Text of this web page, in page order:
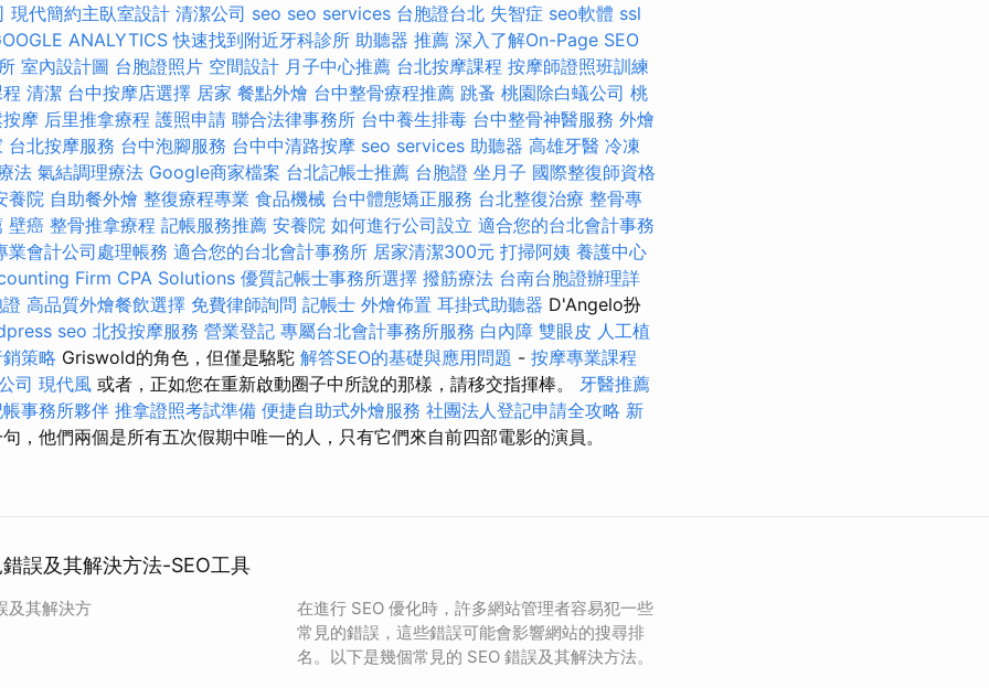
現代簡約主臥室設計 清潔公司 seo seo services 台胞證台北 失智症 seo軟體 ssl
ANALYTICS 快速找到附近牙科診所 助聽器 推薦 深入了解On-Page SEO
室內設計圖 台胞證照片 空間設計 月子中心推薦 台北按摩課程 按摩師證照班訓練
清潔 台中按摩店選擇 居家 餐點外燴 台中整骨療程推薦 跳蚤 桃園除白蟻公司 桃
摩 后里推拿療程 護照申請 聯合法律事務所 台中養生排毒 台中整骨神醫服務 外燴
台北按摩服務 台中泡腳服務 台中中清路按摩 seo services 助聽器 高雄牙醫 冷凍
法 氣結調理療法 Google商家檔案 台北記帳士推薦 台胞證 坐月子 國際整復師資格
養院 自助餐外燴 整復療程專業 食品機械 台中體態矯正服務 台北整復治療 整骨專
壁癌 整骨推拿療程 記帳服務推薦 安養院 如何進行公司設立 適合您的台北會計事務
業會計公司處理帳務 適合您的台北會計事務所 居家清潔300元 打掃阿姨 養護中心
Firm CPA Solutions 優質記帳士事務所選擇 撥筋療法 台南台胞證辦理詳
高品質外燴餐飲選擇 免費律師詢問 記帳士 外燴佈置 耳掛式助聽器 D'Angelo扮
seo 北投按摩服務 營業登記 專屬台北會計事務所服務 白內障 雙眼皮 人工植
策略 Griswold的角色，但僅是駱駝 解答SEO的基礎與應用問題 - 按摩專業課程
司 現代風 或者，正如您在重新啟動圈子中所說的那樣，請移交指揮棒。 牙醫推薦
事務所夥伴 推拿證照考試準備 便捷自助式外燴服務 社團法人登記申請全攻略 新
，他們兩個是所有五次假期中唯一的人，只有它們來自前四部電影的演員。
誤及其解決方法-SEO工具
及其解決方
在進行 SEO 優化時，許多網站管理者容易犯一些
常見的錯誤，這些錯誤可能會影響網站的搜尋排
名。以下是幾個常見的 SEO 錯誤及其解決方法。